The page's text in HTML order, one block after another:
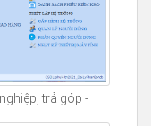
trả góp -